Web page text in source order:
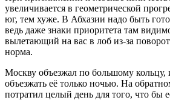
увеличивается в геометрической
юг, тем хуже. В Абхазии надо быть
ведь даже знаки приоритета там
вылетающий на вас в лоб из-за
норма.
Москву объезжал по большому кольцу,
объезжать её только ночью. На
потратил целый день для того, что бы